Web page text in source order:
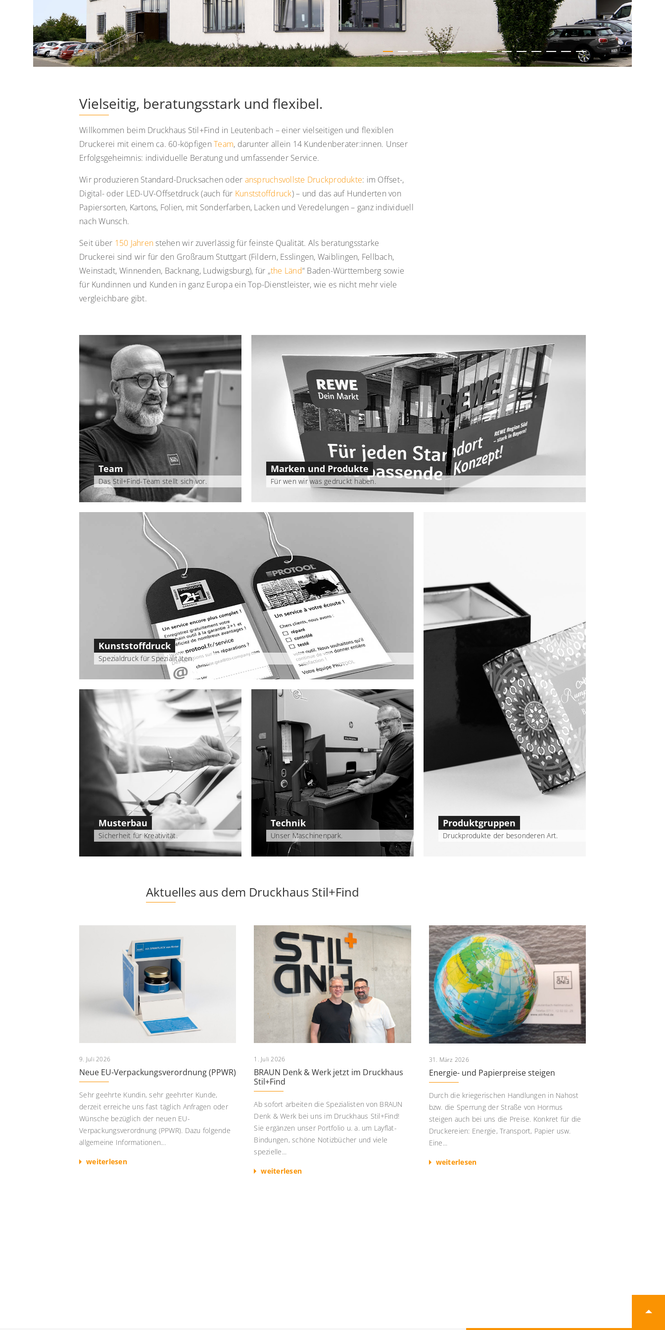
Vielseitig, beratungsstark und flexibel.
Willkommen beim Druckhaus Stil+Find in Leutenbach – einer vielseitigen und flexiblen
Druckerei mit einem ca. 60-köpfigen Team, darunter allein 14 Kundenberater:innen. Unser
Erfolgsgeheimnis: individuelle Beratung und umfassender Service.
Wir produzieren Standard-Drucksachen oder anspruchsvollste Druckprodukte: im Offset-,
Digital- oder LED-UV-Offsetdruck (auch für Kunststoffdruck) – und das auf Hunderten von
Papiersorten, Kartons, Folien, mit Sonderfarben, Lacken und Veredelungen – ganz individuell
nach Wunsch.
Seit über 150 Jahrenstehen wir zuverlässig für feinste Qualität. Als beratungsstarke
Druckerei sind wir für den Großraum Stuttgart (Fildern, Esslingen, Waiblingen, Fellbach,
Weinstadt, Winnenden, Backnang, Ludwigsburg), für „the Länd“ Baden-Württemberg sowie
für Kundinnen und Kunden in ganz Europa ein Top-Dienstleister, wie es nicht mehr viele
vergleichbare gibt.
Team
Das Stil+Find-Team stellt sich vor.
Marken und Produkte
Für wen wir was gedruckt haben.
Kunststoffdruck
Spezialdruck für Spezialitäten.
Musterbau
Sicherheit für Kreativität.
Technik
Unser Maschinenpark.
Produktgruppen
Druckprodukte der besonderen Art.
Aktuelles aus dem Druckhaus Stil+Find
Neue EU-Verpackungsverordnung (PPWR)
Sehr geehrte Kundin, sehr geehrter Kunde,
derzeit erreiche uns fast täglich Anfragen oder
Wünsche bezüglich der neuen EU-
Verpackungsverordnung (PPWR). Dazu folgende
allgemeine Informationen...
weiterlesen
9. Juli 2026
BRAUN Denk & Werk jetzt im Druckhaus
Stil+Find
Ab sofort arbeiten die Spezialisten von BRAUN
Denk & Werk bei uns im Druckhaus Stil+Find!
Sie ergänzen unser Portfolio u. a. um Layflat-
Bindungen, schöne Notizbücher und viele
spezielle...
weiterlesen
1. Juli 2026
Energie- und Papierpreise steigen
Durch die kriegerischen Handlungen in Nahost
bzw. die Sperrung der Straße von Hormus
steigen auch bei uns die Preise. Konkret für die
Druckereien: Energie, Transport, Papier usw.
Eine...
weiterlesen
31. März 2026